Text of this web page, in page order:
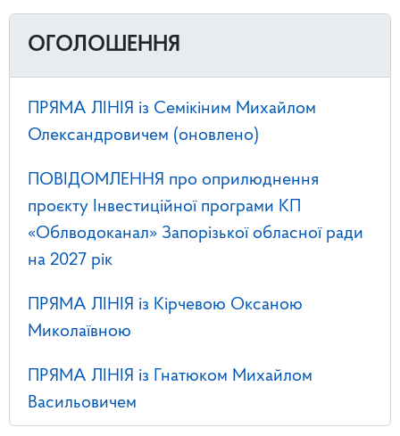
ОГОЛОШЕННЯ
ПРЯМА ЛІНІЯ із Семікіним Михайлом
Олександровичем (оновлено)
ПОВІДОМЛЕННЯ про оприлюднення
проєкту Інвестиційної програми КП
«Облводоканал» Запорізької обласної ради
на 2027 рік
ПРЯМА ЛІНІЯ із Кірчевою Оксаною
Миколаївною
ПРЯМА ЛІНІЯ із Гнатюком Михайлом
Васильовичем